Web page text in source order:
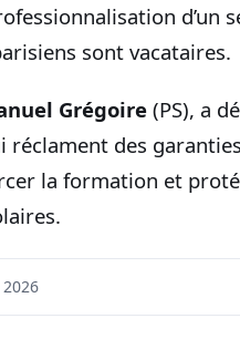
d’un
sont vacataires.
Grégoire (PS), a
des
la formation et